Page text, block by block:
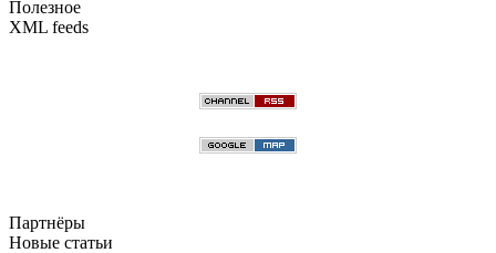
Полезное
XML feeds
Партнёры
Новые статьи